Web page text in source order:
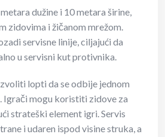
dužine i 10 metara širine,
zidovima i žičanom mrežom.
servisne linije, ciljajući da
u servisni kut protivnika.
lopti da se odbije jednom
Igrači mogu koristiti zidove za
strateški element igri. Servis
i udaren ispod visine struka, a